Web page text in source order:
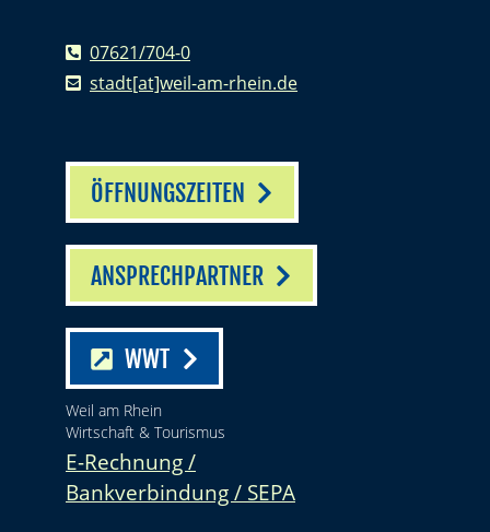
07621/704-0
stadt[at]weil-am-rhein.de
ÖFFNUNGSZEITEN
ANSPRECHPARTNER
WWT
Weil am Rhein
Wirtschaft & Tourismus
E-Rechnung /
Bankverbindung / SEPA